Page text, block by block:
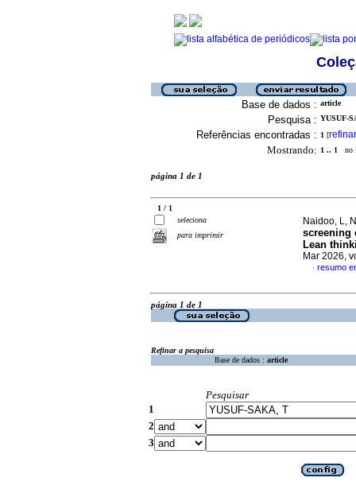
Base de dados : article
Pesquisa : YUSUF-
Referências encontradas : 1 [refinar
Mostrando: 1 .. 1 no
página 1 de 1
1 / 1
seleciona
para imprimir
Naidoo, L,
screening
Lean
Mar 2026,
· resumo
página 1 de 1
Refinar a pesquisa
Base de dados : article
Pesquisar
1
2
3